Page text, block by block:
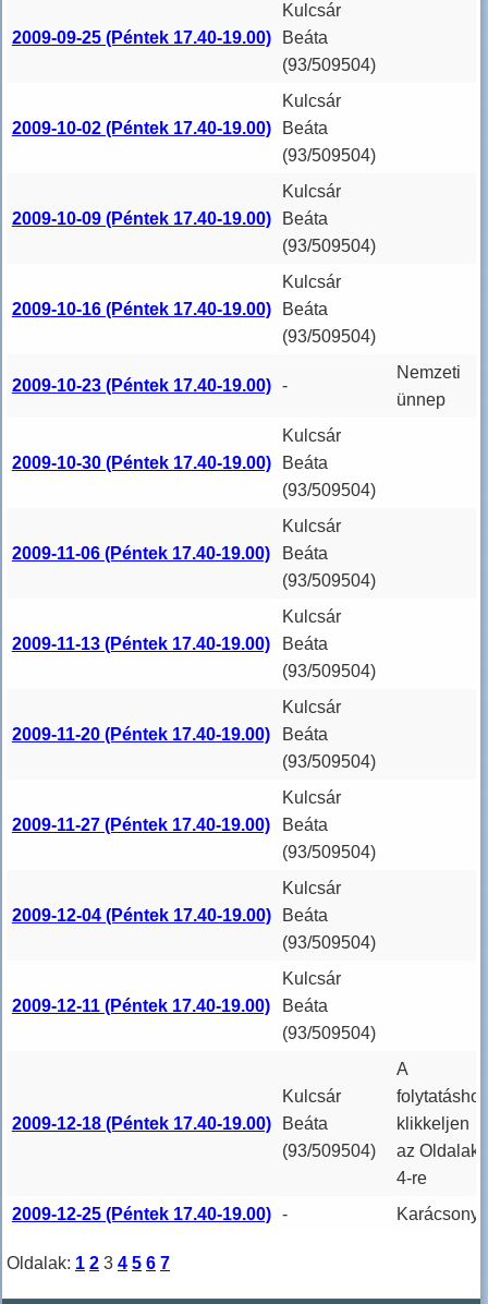
2009-09-25 (Péntek 17.40-19.00)
Kulcsár
Beáta
(93/509504)
2009-10-02 (Péntek 17.40-19.00)
Kulcsár
Beáta
(93/509504)
2009-10-09 (Péntek 17.40-19.00)
Kulcsár
Beáta
(93/509504)
2009-10-16 (Péntek 17.40-19.00)
Kulcsár
Beáta
(93/509504)
2009-10-23 (Péntek 17.40-19.00) -
Nemzeti
ünnep
2009-10-30 (Péntek 17.40-19.00)
Kulcsár
Beáta
(93/509504)
2009-11-06 (Péntek 17.40-19.00)
Kulcsár
Beáta
(93/509504)
2009-11-13 (Péntek 17.40-19.00)
Kulcsár
Beáta
(93/509504)
2009-11-20 (Péntek 17.40-19.00)
Kulcsár
Beáta
(93/509504)
2009-11-27 (Péntek 17.40-19.00)
Kulcsár
Beáta
(93/509504)
2009-12-04 (Péntek 17.40-19.00)
Kulcsár
Beáta
(93/509504)
2009-12-11 (Péntek 17.40-19.00)
Kulcsár
Beáta
(93/509504)
2009-12-18 (Péntek 17.40-19.00)
Kulcsár
Beáta
(93/509504)
A
folytatáshoz
klikkeljen
az Oldalak:
4-re
2009-12-25 (Péntek 17.40-19.00)
- Karácsony
Oldalak: 1 2 3 4 5 6 7